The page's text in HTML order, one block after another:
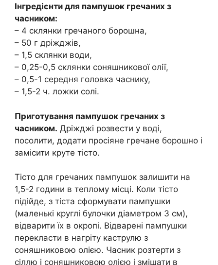
Інгредієнти для пампушок гречаних з
часником:
– 4 склянки гречаного борошна,
– 50 г дріжджів,
– 1,5 склянки води,
– 0,25-0,5 склянки соняшникової олії,
– 0,5-1 середня головка часнику,
– 1,5-2 ч. ложки солі.
Приготування пампушок гречаних з
часником. Дріжджі розвести у воді,
посолити, додати просіяне гречане борошно і
замісити круте тісто.
Тісто для гречаних пампушок залишити на
1,5-2 години в теплому місці. Коли тісто
підійде, з тіста сформувати пампушки
(маленькі круглі булочки діаметром 3 см),
відварити їх в окропі. Відварені пампушки
перекласти в нагріту каструлю з
соняшниковою олією. Часник розтерти з
сіллю і соняшниковою олією і змішати в